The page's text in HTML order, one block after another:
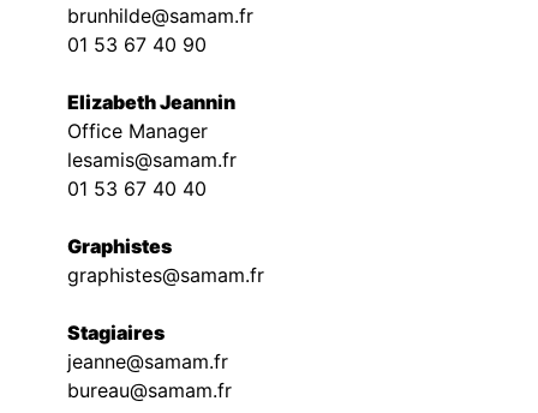
brunhilde@samam.fr
01 53 67 40 90
Elizabeth Jeannin
Office Manager
lesamis@samam.fr
01 53 67 40 40
Graphistes
graphistes@samam.fr
Stagiaires
jeanne@samam.fr
bureau@samam.fr